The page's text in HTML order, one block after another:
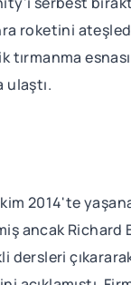
roketini
tırmanma
ulaştı.
2014'te
ancak Richard
dersleri